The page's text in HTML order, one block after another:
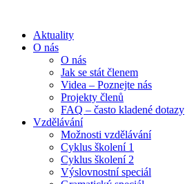
Aktuality
O nás
O nás
Jak se stát členem
Videa – Poznejte nás
Projekty členů
FAQ – často kladené dotazy
Vzdělávání
Možnosti vzdělávání
Cyklus školení 1
Cyklus školení 2
Výslovnostní speciál